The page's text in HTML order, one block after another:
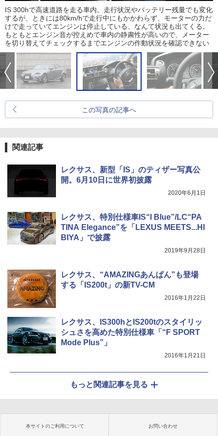
IS 300hで高速道路を走る車内。走行状況やバッテリー残量でも変化
するが、ときには80km/hで走行中にもかかわらず、モーターの力だ
けで走っていてエンジンは停止している、なんて状況も出てくる。
もともとエンジン音が控えめで車内の静粛性が高いので、メーター
を切り替えてチェックするまでエンジンの作動状況を確認できない
この写真の記事へ
関連記事
レクサス、新型「IS」のティザー写真公
開。6月10日に世界初披露
2020年6月1日
レクサス、特別仕様車IS“I Blue”/LC“PA
TINA Elegance”を「LEXUS MEETS...HI
BIYA」で披露
2019年9月28日
レクサス、“AMAZINGあんぱん”も登場
する「IS200t」の新TV-CM
2016年1月22日
レクサス、IS300hとIS200tのスタイリッ
シュさを高めた特別仕様車「“F SPORT
Mode Plus”」
2016年1月21日
もっと関連記事を見る
本サイトのご利用について お問い合わせ